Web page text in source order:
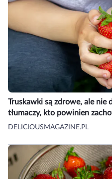
Truskawki są zdrowe, ale nie
tłumaczy, kto powinien
DELICIOUSMAGAZINE.PL